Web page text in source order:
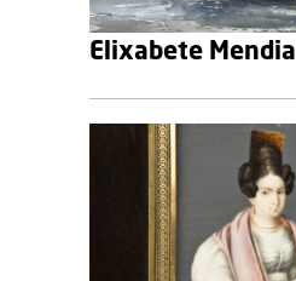
Elixabete Mendia